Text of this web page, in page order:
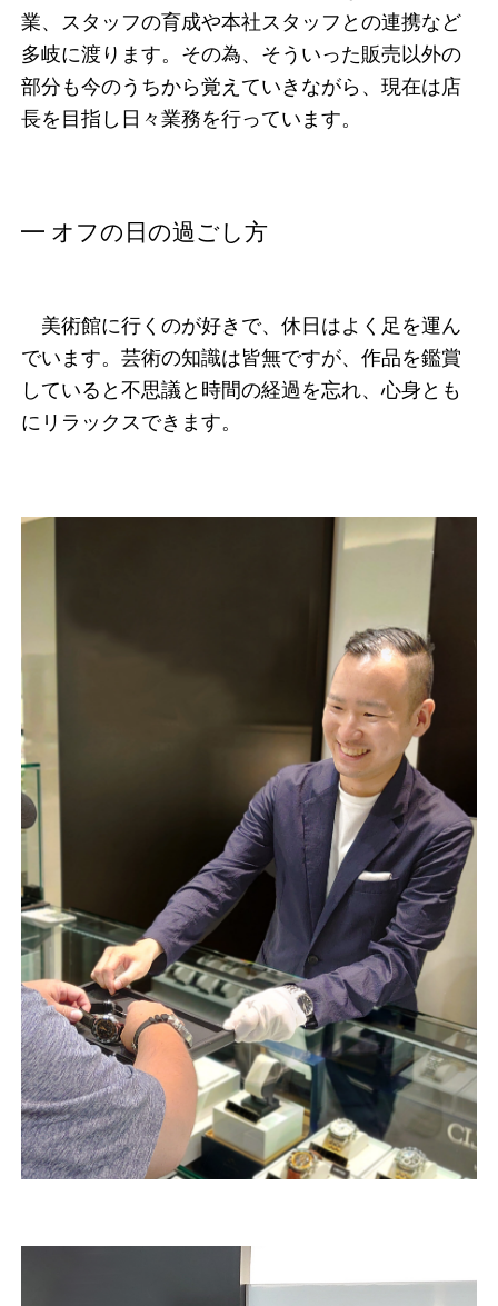
業、スタッフの育成や本社スタッフとの連携など
多岐に渡ります。その為、そういった販売以外の
部分も今のうちから覚えていきながら、現在は店
長を目指し日々業務を行っています。
━ オフの日の過ごし方
美術館に行くのが好きで、休日はよく足を運ん
でいます。芸術の知識は皆無ですが、作品を鑑賞
していると不思議と時間の経過を忘れ、心身とも
にリラックスできます。